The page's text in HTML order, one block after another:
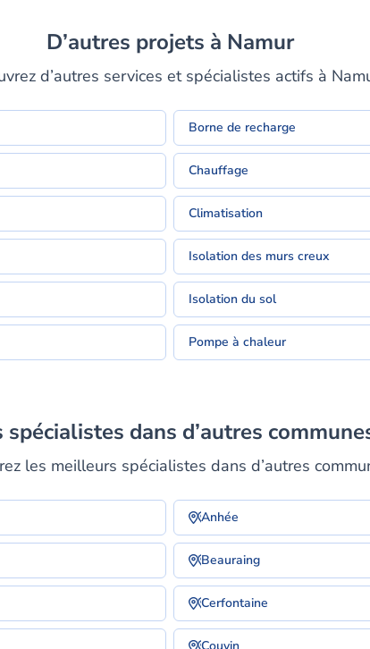
D’autres projets à Namur
d’autres services et spécialistes actifs à
Borne de recharge
Chauffage
Climatisation
Isolation des murs creux
Isolation du sol
Pompe à chaleur
spécialistes dans d’autres
les meilleurs spécialistes dans d’autres
Anhée
Beauraing
Cerfontaine